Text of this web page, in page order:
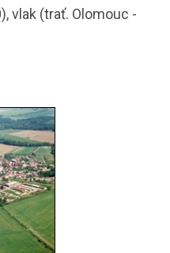
vlak (trať. Olomouc -